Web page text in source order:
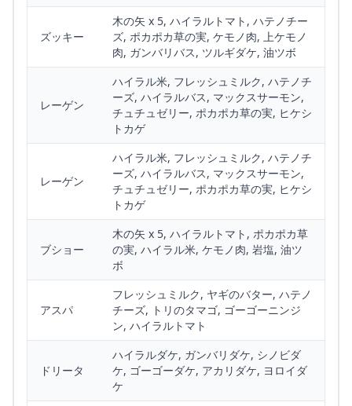
ズッキー
木の矢 x 5, ハイラルトマト, ハテノチー
ズ, ポカポカ草の実, ケモノ肉, 上ケモノ
肉, ガンバリバス, ツルギダケ, 油ツボ
レーゲン
ハイラル米, フレッシュミルク, ハテノチ
ーズ, ハイラルバス, マックスサーモン,
チュチュゼリー, ポカポカ草の実, ヒケシ
トカゲ
レーゲン
ハイラル米, フレッシュミルク, ハテノチ
ーズ, ハイラルバス, マックスサーモン,
チュチュゼリー, ポカポカ草の実, ヒケシ
トカゲ
ブショー
木の矢 x 5, ハイラルトマト, ポカポカ草
の実, ハイラル米, ケモノ肉, 岩塩, 油ツ
ボ
アスパ
フレッシュミルク, ヤギのバター, ハテノ
チーズ, トリのタマゴ, ゴーゴーニンジ
ン, ハイラルトマト
ドリータ
ハイラルダケ, ガンバリダケ, シノビダ
ケ, ゴーゴーダケ, アカリダケ, ヨロイダ
ケ